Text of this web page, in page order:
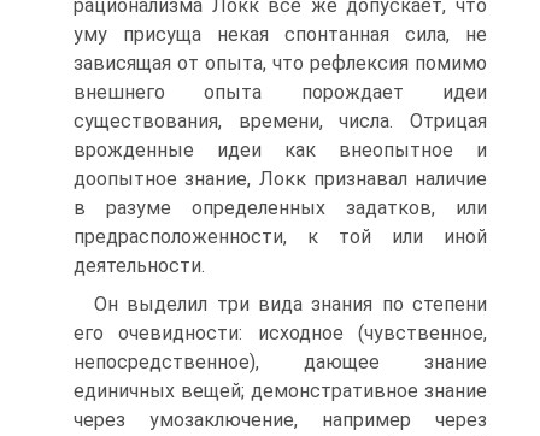
рационализма Локк все же допускает, что
уму присуща некая спонтанная сила, не
зависящая от опыта, что рефлексия помимо
внешнего опыта порождает идеи
существования, времени, числа. Отрицая
врожденные идеи как внеопытное и
доопытное знание, Локк признавал наличие
в разуме определенных задатков, или
предрасположенности, к той или иной
деятельности.
Он выделил три вида знания по степени
его очевидности: исходное (чувственное,
непосредственное), дающее знание
единичных вещей; демонстративное знание
через умозаключение, например через